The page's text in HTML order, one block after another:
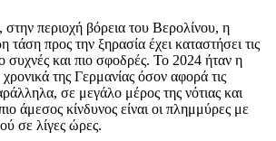
στην περιοχή βόρεια του Βερολίνου, η
τάση προς την ξηρασία έχει καταστήσει τις
συχνές και πιο σφοδρές. Το 2024 ήταν η
της Γερμανίας όσον αφορά τις
σε μεγάλο μέρος της νότιας και
άμεσος κίνδυνος είναι οι πλημμύρες με
σε λίγες ώρες.